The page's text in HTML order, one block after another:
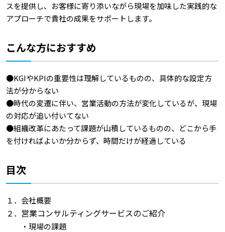
スを提供し、お客様に寄り添いながら現場を加味した実践的な
アプローチで貴社の成果をサポートします。
こんな方におすすめ
●KGIやKPIの重要性は理解しているものの、具体的な設定方
法が分からない
●時代の変遷に伴い、営業活動の方法が変化しているが、現場
の対応が追い付いてない
●組織改革にあたって課題が山積しているものの、どこから手
を付ければよいか分からず、時間だけが経過している
目次
１．会社概要
２． 営業コンサルティングサービスのご紹介
・現場の課題